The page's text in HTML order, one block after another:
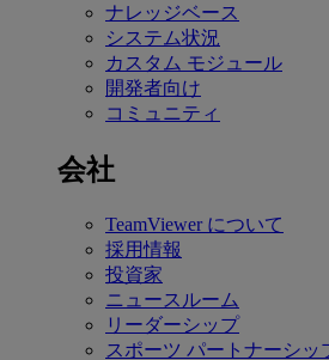
ナレッジベース
システム状況
カスタム モジュール
開発者向け
コミュニティ
会社
TeamViewer について
採用情報
投資家
ニュースルーム
リーダーシップ
スポーツ パートナーシッ